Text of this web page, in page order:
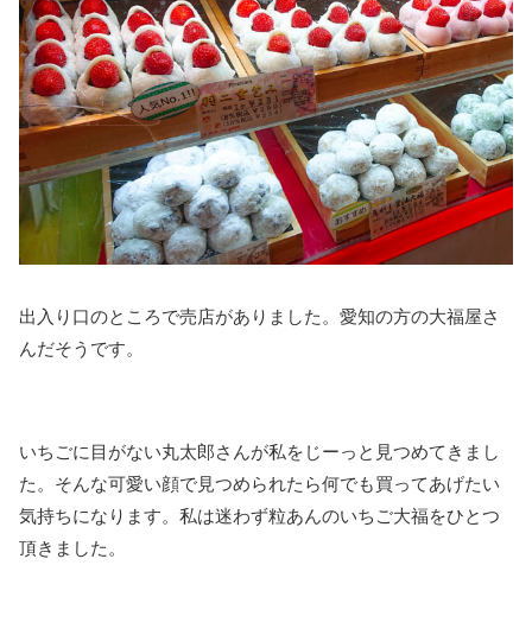
出入り口のところで売店がありました。愛知の方の大福屋さ
んだそうです。
いちごに目がない丸太郎さんが私をじーっと見つめてきまし
た。そんな可愛い顔で見つめられたら何でも買ってあげたい
気持ちになります。私は迷わず粒あんのいちご大福をひとつ
頂きました。